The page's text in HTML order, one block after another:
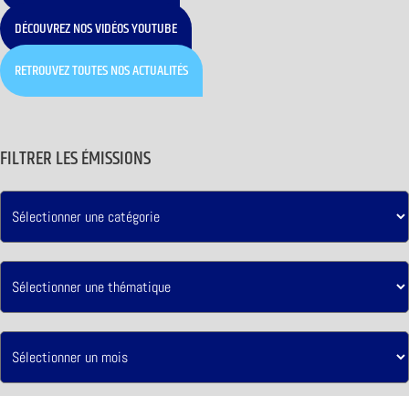
DÉCOUVREZ NOS VIDÉOS YOUTUBE
RETROUVEZ TOUTES NOS ACTUALITÉS
FILTRER LES ÉMISSIONS